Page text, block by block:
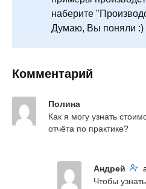
наберите
Думаю, Вы поняли :)
Комментарий
Полина
Как я могу узнать
отчёта по практике?
Андрей
Чтобы